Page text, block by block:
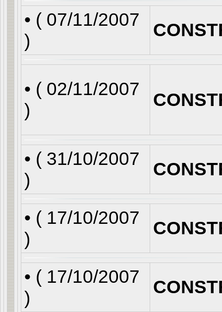
• ( 07/11/2007
)
• ( 02/11/2007
)
• ( 31/10/2007
)
• ( 17/10/2007
)
• ( 17/10/2007
)